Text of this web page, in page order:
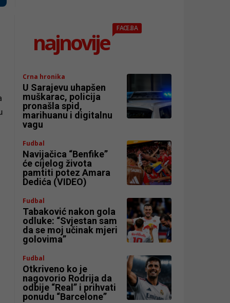
najnovije
FACE.BA
Crna hronika
U Sarajevu uhapšen
muškarac, policija
pronašla spid,
marihuanu i digitalnu
vagu
Fudbal
Navijačica “Benfike”
će cijelog života
pamtiti potez Amara
Dedića (VIDEO)
Fudbal
Tabaković nakon gola
odluke: “Svjestan sam
da se moj učinak mjeri
golovima”
Fudbal
Otkriveno ko je
nagovorio Rodrija da
odbije “Real” i prihvati
ponudu “Barcelone”